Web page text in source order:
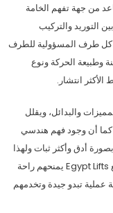
من جهة تفهم الخامة
التوريد والتركيب
كل طرف المسؤولية للطرف
وطبيعة الحركة ونوع
انتشار.
والبدائل، ويقلل
كما أن وجود فهم هندسي
أدق وأكثر ثبات ولهذا
يجد كثير من الباحثين عن حلول متكاملة أن التعامل مع Egypt Lifts يمنحهم راحة
عملية تبدو جيدة وتخدمهم